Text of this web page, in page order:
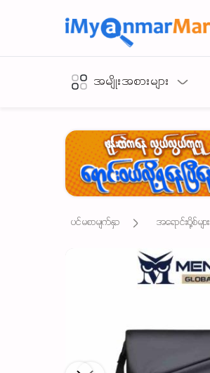
အမျိုးအစားများ
ပင်မစာမျက်နှာ အရောင်းပို့စ်များ